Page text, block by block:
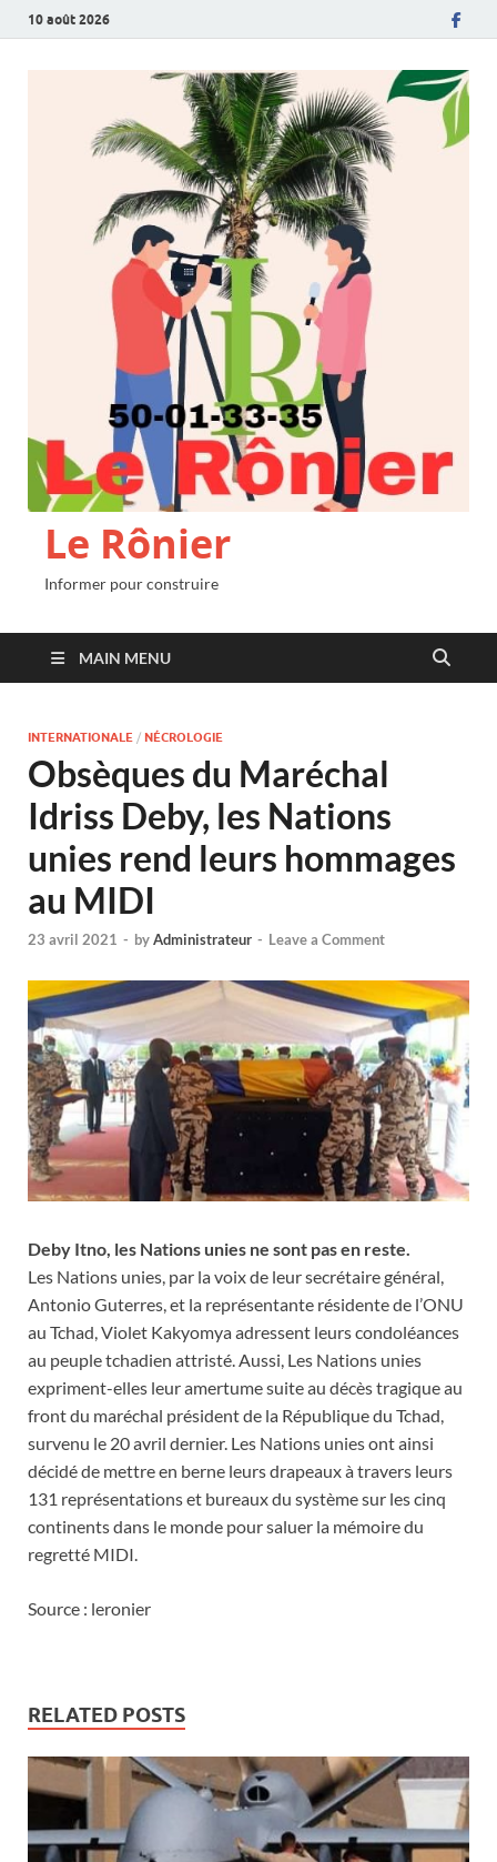
10 août 2026
Le Rônier
Informer pour construire
MAIN MENU
INTERNATIONALE / NÉCROLOGIE
Obsèques du Maréchal
Idriss Deby, les Nations
unies rend leurs hommages
au MIDI
23 avril 2021 - byAdministrateur - Leave a Comment
Deby Itno, les Nations unies ne sont pas en reste.
Les Nations unies, par la voix de leur secrétaire général,
Antonio Guterres, et la représentante résidente de l’ONU
au Tchad, Violet Kakyomya adressent leurs condoléances
au peuple tchadien attristé. Aussi, Les Nations unies
expriment-elles leur amertume suite au décès tragique au
front du maréchal président de la République du Tchad,
survenu le 20 avril dernier. Les Nations unies ont ainsi
décidé de mettre en berne leurs drapeaux à travers leurs
131 représentations et bureaux du système sur les cinq
continents dans le monde pour saluer la mémoire du
regretté MIDI.
Source : leronier
RELATED POSTS